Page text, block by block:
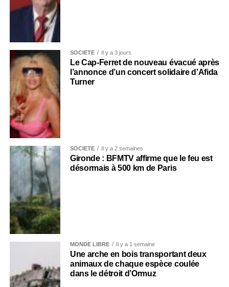
SOCIÉTÉ Il y a 3 jours
Le Cap-Ferret de nouveau évacué après
l’annonce d’un concert solidaire d’Afida
Turner
SOCIÉTÉ Il y a 2 semaines
Gironde : BFMTV affirme que le feu est
désormais à 500 km de Paris
MONDE LIBRE Il y a 1 semaine
Une arche en bois transportant deux
animaux de chaque espèce coulée
dans le détroit d’Ormuz